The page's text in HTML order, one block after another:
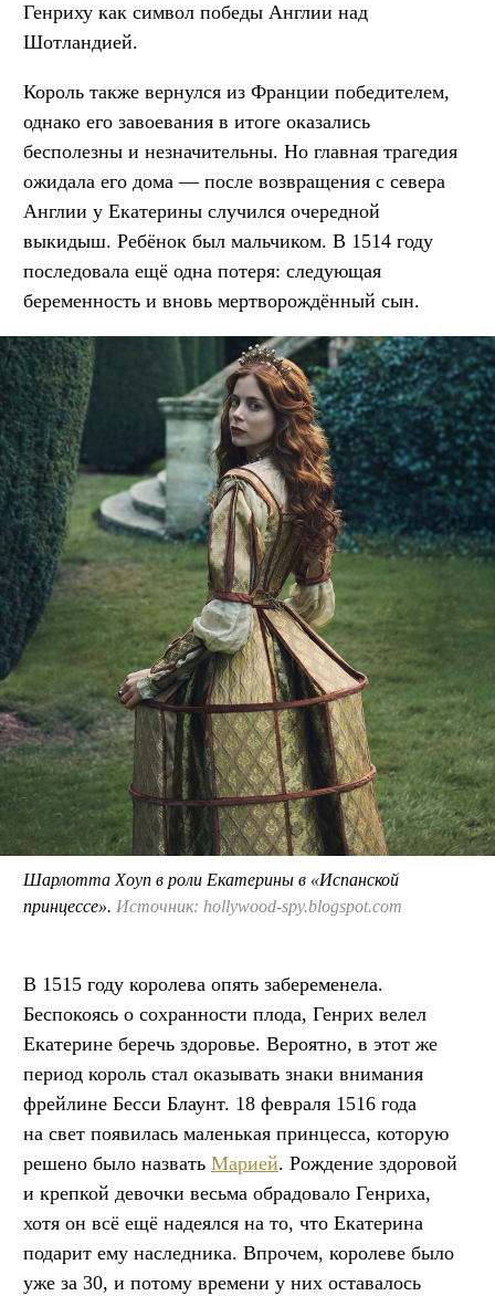
Генриху как символ победы Англии над
Шотландией.
Король также вернулся из Франции победителем,
однако его завоевания в итоге оказались
бесполезны и незначительны. Но главная трагедия
ожидала его дома — после возвращения с севера
Англии у Екатерины случился очередной
выкидыш. Ребёнок был мальчиком. В 1514 году
последовала ещё одна потеря: следующая
беременность и вновь мертворождённый сын.
Шарлотта Хоуп в роли Екатерины в «Испанской
принцессе». Источник: hollywood-spy.blogspot.com
В 1515 году королева опять забеременела.
Беспокоясь о сохранности плода, Генрих велел
Екатерине беречь здоровье. Вероятно, в этот же
период король стал оказывать знаки внимания
фрейлине Бесси Блаунт. 18 февраля 1516 года
на свет появилась маленькая принцесса, которую
решено было назвать Марией. Рождение здоровой
и крепкой девочки весьма обрадовало Генриха,
хотя он всё ещё надеялся на то, что Екатерина
подарит ему наследника. Впрочем, королеве было
уже за 30, и потому времени у них оставалось